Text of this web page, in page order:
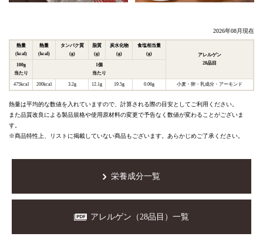
2026年08月現在
熱量
(kcal)
熱量
(kcal)
タンパク質
(g)
脂質
(g)
炭水化物
(g)
食塩相当量
(g)
アレルゲン
28品目
100g
当たり
1個
当たり
475kcal 200kcal 3.2g 12.1g 19.5g 0.06g 小麦 卵 乳成分 アーモンド
熱量は平均的な数値を入れていますので、計算される際の目安としてご利用ください。
また品質改良による製品規格や使用原材料の変更で予告なく数値が変わることがございま
す。
※商品特性上、リストに掲載していない商品もございます。あらかじめご了承ください。
栄養成分一覧
アレルゲン（28品目）一覧